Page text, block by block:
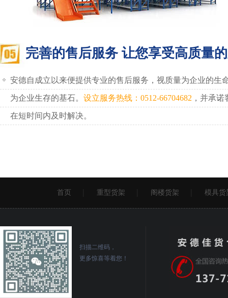
完善的售后服务 让您享受高质量
安德自成立以来便提供专业的售后服务，视质量为企业的生
为企业生存的基石。 设立服务热线：0512-66704682 ，并承
在短时间内及时解决。
首页 重型货架 阁楼货架 模具货
扫描二维码，
更多惊喜等着您！